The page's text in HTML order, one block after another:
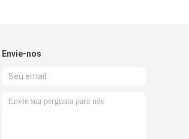
Envie-nos